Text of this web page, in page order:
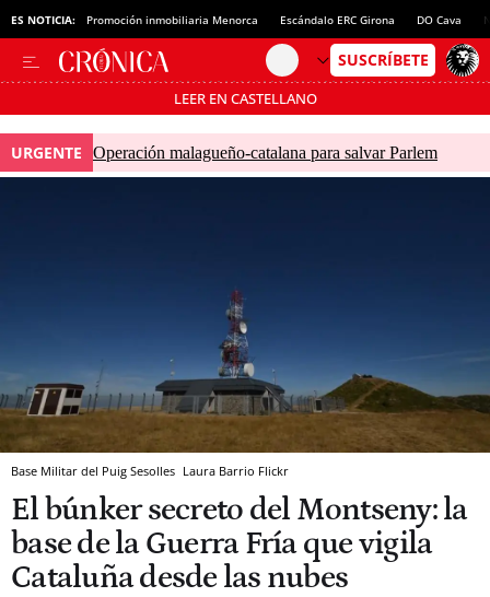
ES NOTICIA: Promoción inmobiliaria Menorca Escándalo ERC Girona DO Cava
LEER EN CASTELLANO
Pásate al MODO AHORRO
URGENTE Operación malagueño-catalana para salvar Parlem
Base Militar del Puig Sesolles Laura Barrio Flickr
El búnker secreto del Montseny: la
base de la Guerra Fría que vigila
Cataluña desde las nubes